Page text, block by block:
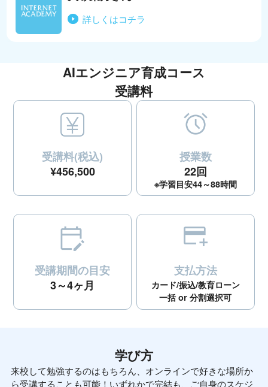
詳しくはコチラ
AIエンジニア育成コース
受講料
受講料(税込)
¥456,500
授業数
22回
※学習目安44～88時間
受講期間の目安
3～4ヶ月
支払方法
カード/振込/教育ローン
一括 or 分割選択可
学び方
来校して勉強するのはもちろん、オンラインで好きな場所か
ら受講することも可能！いずれかで完結も、ご自身のスケジ